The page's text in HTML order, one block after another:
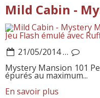
Mild Cabin -
Jeu Flash émulé avec
21/05/2014…
Mystery Mansion 101
épurés au maximum...
En savoir plus